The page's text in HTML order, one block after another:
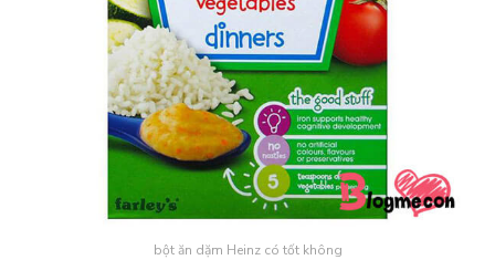
bột ăn dặm Heinz có tốt không